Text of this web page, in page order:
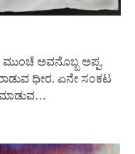
ಮುಂಚೆ ಅವನೊಬ್ಬ ಅಪ್ಪ.
ಧೀರ. ಏನೇ ಸಂಕಟ